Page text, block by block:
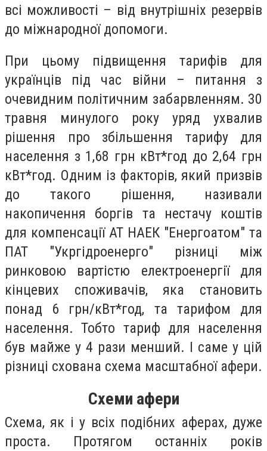
всі можливості – від внутрішніх резервів
до міжнародної допомоги.
При цьому підвищення тарифів для
українців під час війни – питання з
очевидним політичним забарвленням. 30
травня минулого року уряд ухвалив
рішення про збільшення тарифу для
населення з 1,68 грн кВт*год до 2,64 грн
кВт*год. Одним із факторів, який призвів
до такого рішення, називали
накопичення боргів та нестачу коштів
для компенсації АТ НАЕК "Енергоатом" та
ПАТ "Укргідроенерго" різниці між
ринковою вартістю електроенергії для
кінцевих споживачів, яка становить
понад 6 грн/кВт*год, та тарифом для
населення. Тобто тариф для населення
був майже у 4 рази менший. І саме у цій
різниці схована схема масштабної афери.
Схеми афери
Схема, як і у всіх подібних аферах, дуже
проста. Протягом останніх років